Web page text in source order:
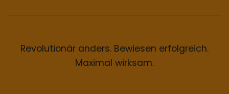
Revolutionär anders. Bewiesen erfolgreich.
Maximal wirksam.